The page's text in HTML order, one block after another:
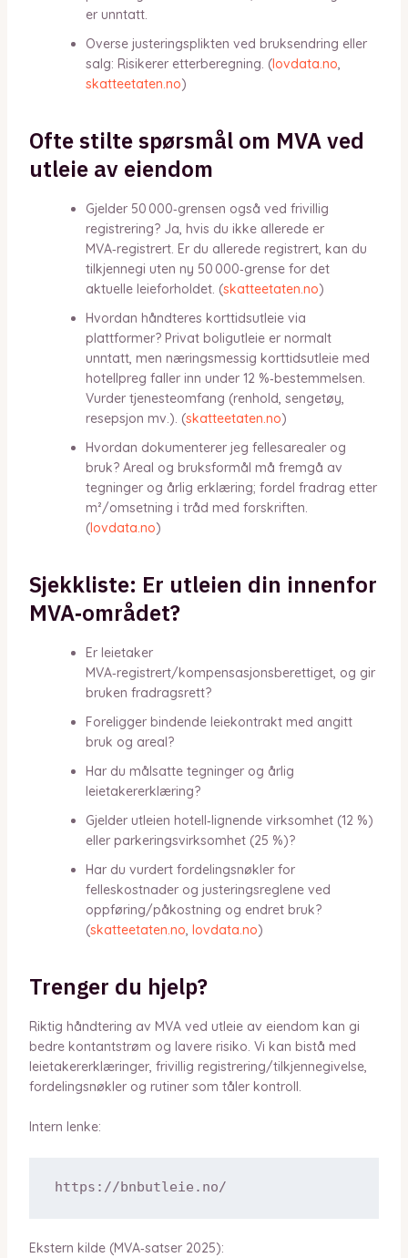
er unntatt.
Overse justeringsplikten ved bruksendring eller
salg: Risikerer etterberegning. (lovdata.no
skatteetaten.no)
Ofte stilte spørsmål om MVA ved
utleie av eiendom
Gjelder 50 000‑grensen også ved frivillig
registrering? Ja, hvis du ikke allerede er
MVA‑registrert. Er du allerede registrert, kan du
tilkjennegi uten ny 50 000‑grense for det
aktuelle leieforholdet. (skatteetaten.no)
Hvordan håndteres korttidsutleie via
plattformer? Privat boligutleie er normalt
unntatt, men næringsmessig korttidsutleie med
hotellpreg faller inn under 12 %‑bestemmelsen.
Vurder tjenesteomfang (renhold, sengetøy,
resepsjon mv.). (skatteetaten.no)
Hvordan dokumenterer jeg fellesarealer og
bruk? Areal og bruksformål må fremgå av
tegninger og årlig erklæring; fordel fradrag etter
m²/omsetning i tråd med forskriften.
(lovdata.no)
Sjekkliste: Er utleien din innenfor
MVA‑området?
Er leietaker
MVA‑registrert/kompensasjonsberettiget, og gir
bruken fradragsrett?
Foreligger bindende leiekontrakt med angitt
bruk og areal?
Har du målsatte tegninger og årlig
leietakererklæring?
Gjelder utleien hotell‑lignende virksomhet (12 %)
eller parkeringsvirksomhet (25 %)?
Har du vurdert fordelingsnøkler for
felleskostnader og justeringsreglene ved
oppføring/påkostning og endret bruk?
(skatteetaten.no, lovdata.no)
Trenger du hjelp?
Riktig håndtering av MVA ved utleie av eiendom kan gi
bedre kontantstrøm og lavere risiko. Vi kan bistå med
leietakererklæringer, frivillig registrering/tilkjennegivelse,
fordelingsnøkler og rutiner som tåler kontroll.
Intern lenke:
Ekstern kilde (MVA‑satser 2025):